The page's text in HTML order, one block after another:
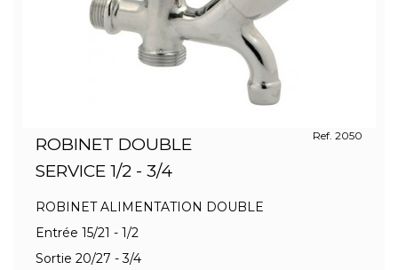
ROBINET DOUBLE
SERVICE 1/2 - 3/4
Ref. 2050
ROBINET ALIMENTATION DOUBLE
Entrée 15/21 - 1/2
Sortie 20/27 - 3/4